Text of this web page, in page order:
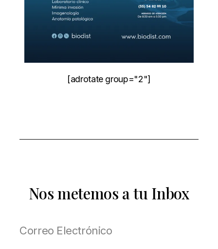
[adrotate group="2"]
Nos metemos a tu Inbox